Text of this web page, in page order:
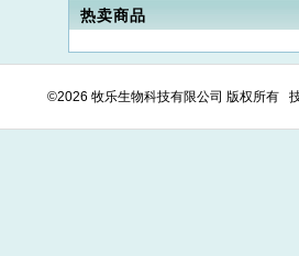
热卖商品
©2026 牧乐生物科技有限公司 版权所有